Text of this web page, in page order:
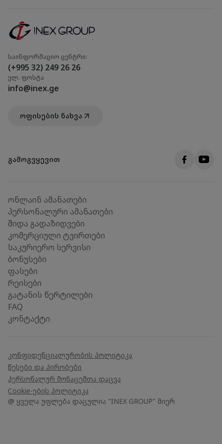
საინფორმაციო ცენტრი:
(+995 32) 249 26 26
ელ. ფოსტა
info@inex.ge
ოფისების ნახვა
გამოგვყევით
ონლაინ ამანათები
პერსონალური ამანათები
შიდა გადაზიდვები
კომერციული ტვირთები
საკურიერო სერვისი
ბონუსები
ფასები
რეისები
გატანის წერტილები
FAQ
კონტაქტი
კონფიდენციალურობის პოლიტიკა
წესები და პირობები
პერსონალურ მონაცემთა დაცვა
Cookie-ების პოლიტიკა
@ ყველა უფლება დაცულია "INEX GROUP" მიერ